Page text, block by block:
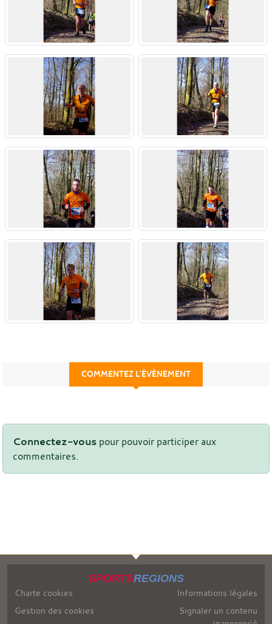
COMMENTEZ L’ÉVÈNEMENT
Connectez-vous pour pouvoir participer aux
commentaires.
SPORTSREGIONS
Charte cookies
Gestion des cookies
Informations légales
Signaler un contenu